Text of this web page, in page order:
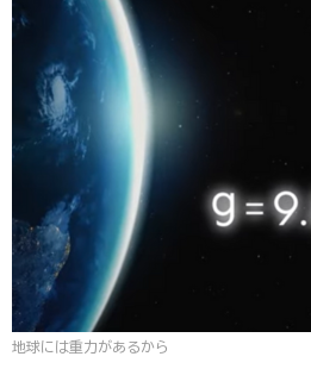
地球には重力があるから